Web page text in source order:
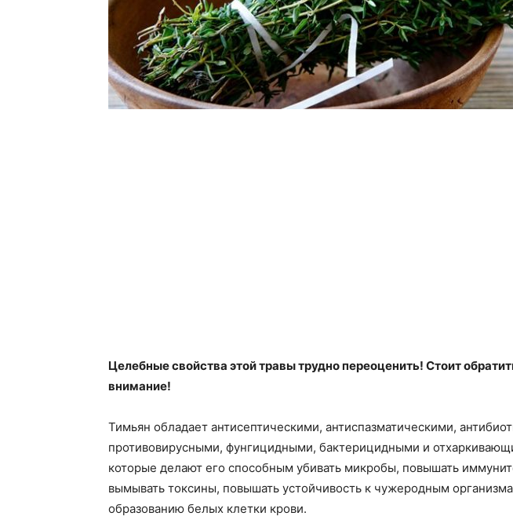
Целебные свойства этой травы трудно переоценить! Стоит
внимание!
Тимьян обладает антисептическими, антиспазматическими,
противовирусными, фунгицидными, бактерицидными и
которые делают его способным убивать микробы, повышать
вымывать токсины, повышать устойчивость к чужеродным
образованию белых клетки крови.